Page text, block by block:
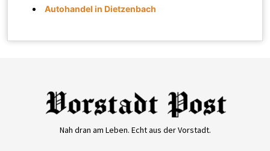
Autohandel in Dietzenbach
Nah dran am Leben. Echt aus der Vorstadt.